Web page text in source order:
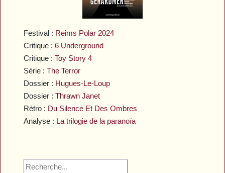
Festival : Reims Polar 2024
Critique :6 Underground
Critique :Toy Story 4
Série :The Terror
Dossier : Hugues-Le-Loup
Dossier :Thrawn Janet
Rétro : Du Silence Et Des Ombres
Analyse : La trilogie de la paranoïa